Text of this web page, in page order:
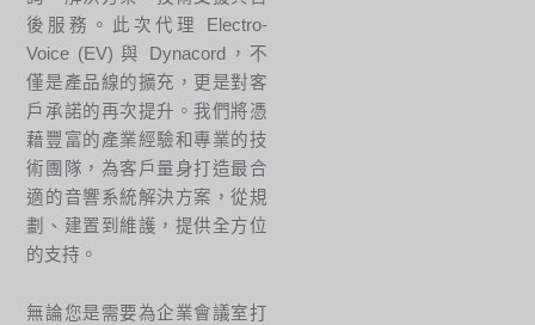
後服務。此次代理 Electro-
Voice (EV) 與 Dynacord，不
僅是產品線的擴充，更是對客
戶承諾的再次提升。我們將憑
藉豐富的產業經驗和專業的技
術團隊，為客戶量身打造最合
適的音響系統解決方案，從規
劃、建置到維護，提供全方位
的支持。
無論您是需要為企業會議室打